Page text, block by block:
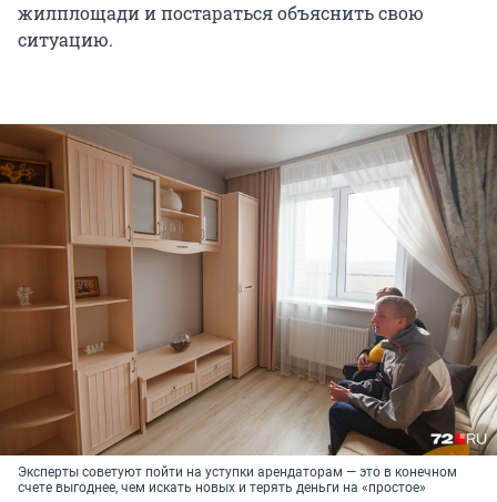
жилплощади и постараться объяснить свою
ситуацию.
Эксперты советуют пойти на уступки арендаторам — это в конечном
счете выгоднее, чем искать новых и терять деньги на «простое»